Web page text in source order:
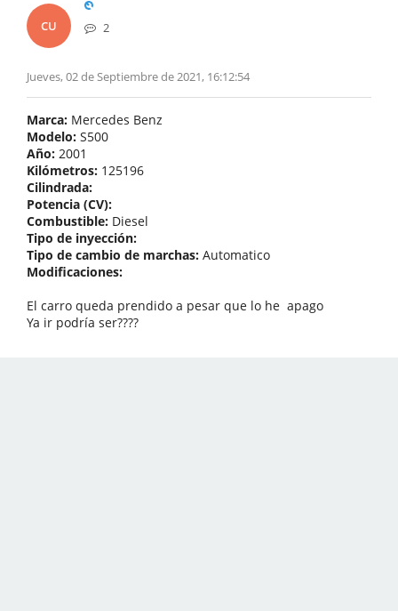
CU 2
Jueves, 02 de Septiembre de 2021, 16:12:54
Marca: Mercedes Benz
Modelo: S500
Año: 2001
Kilómetros: 125196
Cilindrada:
Potencia (CV):
Combustible: Diesel
Tipo de inyección:
Tipo de cambio de marchas: Automatico
Modificaciones:
El carro queda prendido a pesar que lo he apago
Ya ir podría ser????